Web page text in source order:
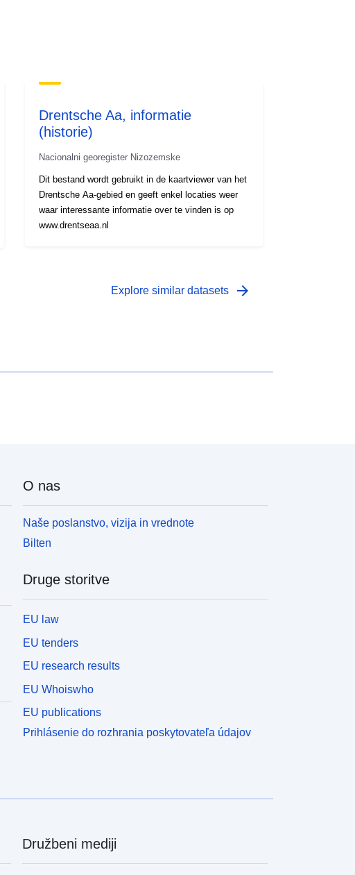
Drentsche Aa, informatie
(historie)
Nacionalni georegister Nizozemske
Dit bestand wordt gebruikt in de kaartviewer van het
Drentsche Aa-gebied en geeft enkel locaties weer
waar interessante informatie over te vinden is op
www.drentseaa.nl
Explore similar datasets arrow_forward
O nas
Naše poslanstvo, vizija in vrednote
Bilten
Druge storitve
EU law
EU tenders
EU research results
EU Whoiswho
EU publications
Prihlásenie do rozhrania poskytovateľa údajov
Družbeni mediji